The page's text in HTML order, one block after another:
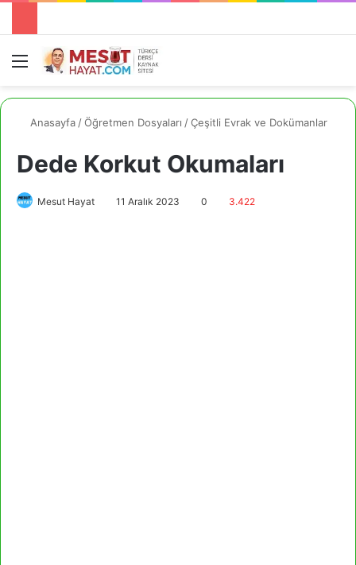
Menü
Anasayfa /Öğretmen Dosyaları /Çeşitli Evrak ve Dokümanlar
Dede Korkut Okumaları
Mesut Hayat 11 Aralık 2023 0 3.422